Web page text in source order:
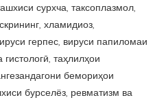
сурхча, таксоплазмол,
хламидиоз,
герпес, вируси папиломаи
таҳлилҳои
бемориҳои
бурселёз, ревматизм ва